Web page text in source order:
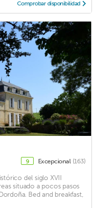
Comprobar disponibilidad
9 Excepcional (163)
del siglo XVII
situado a pocos pasos
Bed and breakfast,